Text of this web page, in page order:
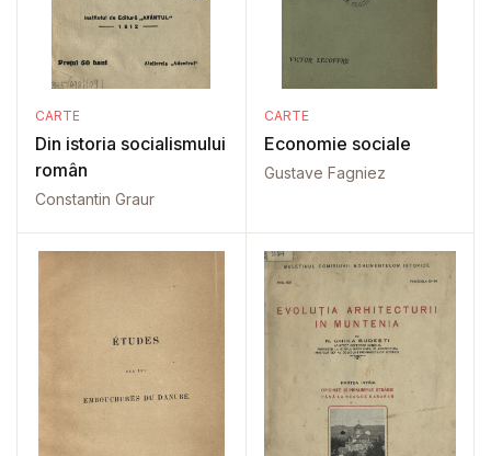
CARTE
Din istoria socialismului
român
Constantin Graur
CARTE
Economie sociale
Gustave Fagniez